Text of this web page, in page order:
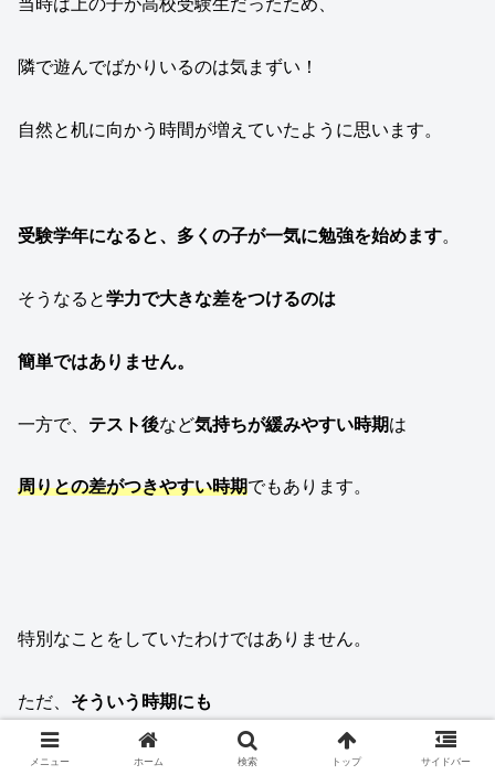
当時は上の子が高校受験生だったため、
隣で遊んでばかりいるのは気まずい！
自然と机に向かう時間が増えていたように思います。
受験学年になると、多くの子が一気に勉強を始めます。
そうなると学力で大きな差をつけるのは
簡単ではありません。
一方で、 テスト後など気持ちが緩みやすい時期は
周りとの差がつきやすい時期でもあります。
特別なことをしていたわけではありません。
ただ、 そういう時期にも
普段と変わらず机に向かっていただけ です。
メニュー ホーム 検索 トップ サイドバー